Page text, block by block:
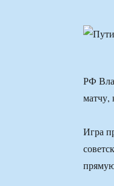
РФ
матчу,
Игра